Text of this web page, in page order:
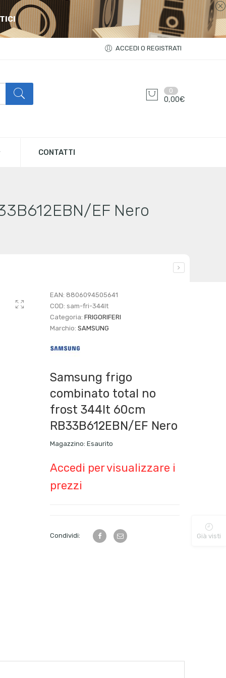
ACCEDI O REGISTRATI
0
0,00€
CONTATTI
EF Nero
EAN: 8806094505641
COD:sam-fri-344lt
Categoria:FRIGORIFERI
Marchio:SAMSUNG
Samsung frigo
combinato total no
frost 344lt 60cm
RB33B612EBN/EF Nero
Magazzino: Esaurito
Accedi per visualizzare i
prezzi
Condividi: Già visti